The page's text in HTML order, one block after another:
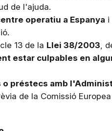
de l'ajuda.
operatiu a Espanya i
13 de la Llei 38/2003,
estar culpables en
préstecs amb
de la Comissió